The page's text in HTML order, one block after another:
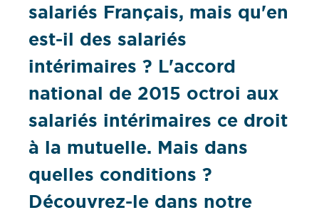
salariés Français, mais qu'en
est-il des salariés
intérimaires ? L'accord
national de 2015 octroi aux
salariés intérimaires ce droit
à la mutuelle. Mais dans
quelles conditions ?
Découvrez-le dans notre